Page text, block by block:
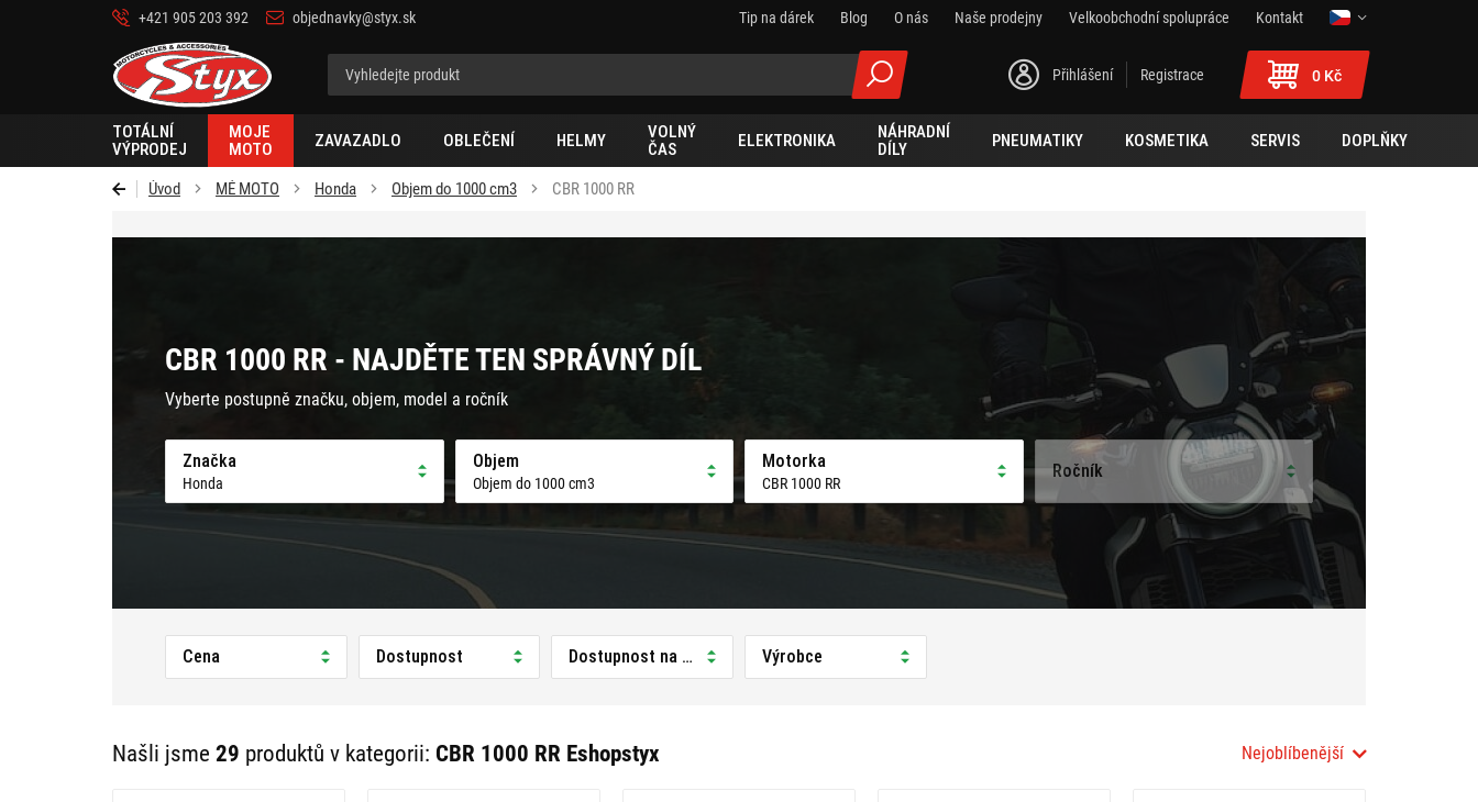
+421 905 203 392 objednavky@styx.sk Tip na dárek Blog O nás Naše prodejny Velkoobchodní spolupráce
Kontakt
Styx-
cz
Přihlášení Registrace 0 Kč
TOTÁLNÍ
VÝPRODEJ
MOJE
MOTO
ZAVAZADLO OBLEČENÍ HELMY
VOLNÝ
ČAS
ELEKTRONIKA
NÁHRADNÍ
DÍLY
PNEUMATIKY KOSMETIKA SERVIS DOPLŇKY
Úvod MÉ MOTO Honda Objem do 1000 cm3 CBR 1000 RR
CBR 1000 RR - NAJDĚTE TEN SPRÁVNÝ DÍL
Vyberte postupně značku, objem, model a ročník
Značka
Honda
Objem
Objem do 1000 cm3
Motorka
CBR 1000 RR
Ročník
Cena Dostupnost Dostupnost na prodejně Výrobce
Našli jsme 29 produktů v kategorii: CBR 1000 RR Eshopstyx Nejoblíbenější